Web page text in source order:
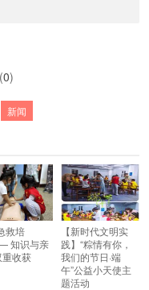
(0)
新闻
救培
知识与亲
收获
【新时代文明实
践】“粽情有你，
我们的节日·端
午”公益小天使主
题活动